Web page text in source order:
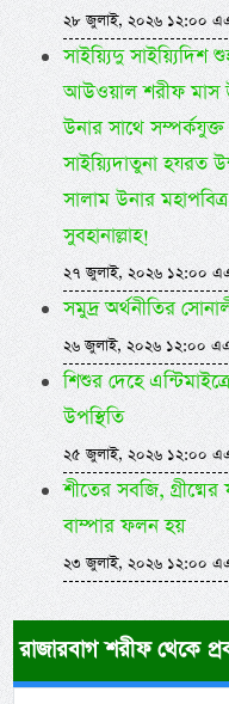
২৮ জুলাই, ২০২৬ ১২:০০
সাইয়্যিদু সাইয়্যিদিশ
আউওয়াল শরীফ মাস
উনার সাথে
সাইয়্যিদাতুনা হযরত
সালাম উনার
সুবহানাল্লাহ!
২৭ জুলাই, ২০২৬ ১২:০০
সমুদ্র অর্থনীতির
২৬ জুলাই, ২০২৬ ১২:০০
শিশুর দেহে
উপস্থিতি
২৫ জুলাই, ২০২৬ ১২:০০
শীতের সবজি,
বাম্পার ফলন হয়
২৩ জুলাই, ২০২৬ ১২:০০
রাজারবাগ শরীফ থেকে